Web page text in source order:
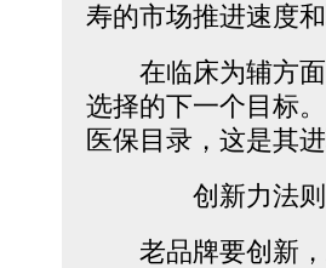
寿的市场推进速度
在临床为辅方面
选择的下一个目标
医保目录，这是其
创新力法则：
老品牌要创新，